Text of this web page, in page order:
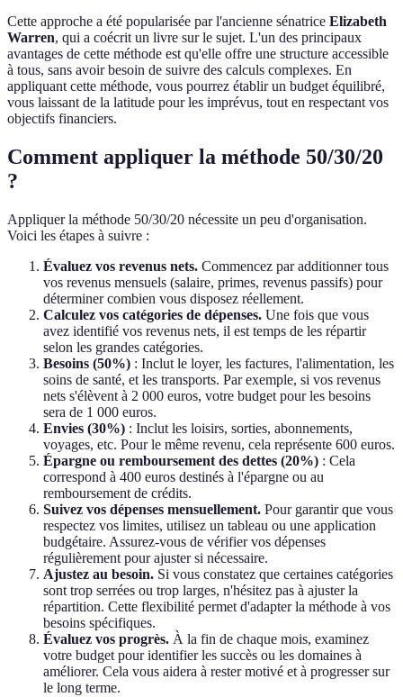
Cette approche a été popularisée par l'ancienne sénatrice Elizabeth
Warren, qui a coécrit un livre sur le sujet. L'un des principaux
avantages de cette méthode est qu'elle offre une structure accessible
à tous, sans avoir besoin de suivre des calculs complexes. En
appliquant cette méthode, vous pourrez établir un budget équilibré,
vous laissant de la latitude pour les imprévus, tout en respectant vos
objectifs financiers.
Comment appliquer la méthode 50/30/20
?
Appliquer la méthode 50/30/20 nécessite un peu d'organisation.
Voici les étapes à suivre :
Évaluez vos revenus nets. Commencez par additionner tous
vos revenus mensuels (salaire, primes, revenus passifs) pour
déterminer combien vous disposez réellement.
Calculez vos catégories de dépenses. Une fois que vous
avez identifié vos revenus nets, il est temps de les répartir
selon les grandes catégories.
Besoins (50%) : Inclut le loyer, les factures, l'alimentation, les
soins de santé, et les transports. Par exemple, si vos revenus
nets s'élèvent à 2 000 euros, votre budget pour les besoins
sera de 1 000 euros.
Envies (30%) : Inclut les loisirs, sorties, abonnements,
voyages, etc. Pour le même revenu, cela représente 600 euros.
Épargne ou remboursement des dettes (20%) : Cela
correspond à 400 euros destinés à l'épargne ou au
remboursement de crédits.
Suivez vos dépenses mensuellement. Pour garantir que vous
respectez vos limites, utilisez un tableau ou une application
budgétaire. Assurez-vous de vérifier vos dépenses
régulièrement pour ajuster si nécessaire.
Ajustez au besoin. Si vous constatez que certaines catégories
sont trop serrées ou trop larges, n'hésitez pas à ajuster la
répartition. Cette flexibilité permet d'adapter la méthode à vos
besoins spécifiques.
Évaluez vos progrès. À la fin de chaque mois, examinez
votre budget pour identifier les succès ou les domaines à
améliorer. Cela vous aidera à rester motivé et à progresser sur
le long terme.